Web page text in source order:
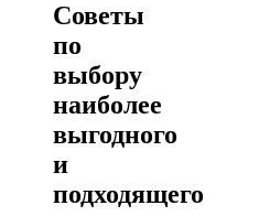
Советы
по
выбору
наиболее
выгодного
и
подходящего